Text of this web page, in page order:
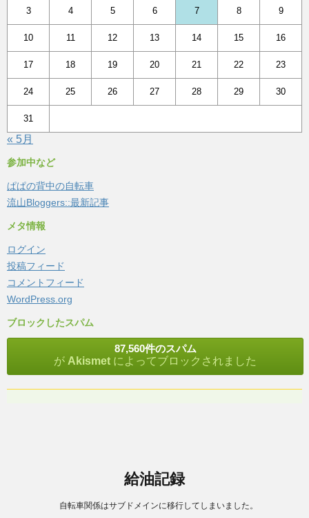
3 4 5 6 7 8 9
10 11 12 13 14 15 16
17 18 19 20 21 22 23
24 25 26 27 28 29 30
31
« 5月
参加中など
ぱぱの背中の自転車
流山Bloggers::最新記事
メタ情報
ログイン
投稿フィード
コメントフィード
WordPress.org
ブロックしたスパム
87,560件のスパム
が Akismet によってブロックされました
給油記録
自転車関係はサブドメインに移行してしまいました。